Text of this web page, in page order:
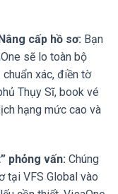
cấp hồ sơ: Bạn
sẽ lo toàn bộ
xác, điền tờ
Thụy Sĩ, book vé
hạng mức cao và
phỏng vấn: Chúng
tại VFS Global vào